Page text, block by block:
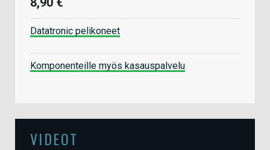
Datatronic pelikoneet
Komponenteille myös kasauspalvelu
VIDEOT